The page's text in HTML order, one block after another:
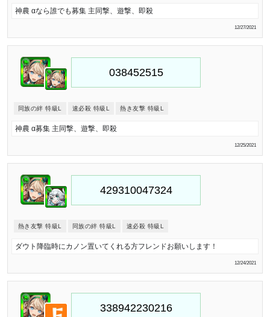
神農 αなら誰でも募集 主同撃、遊撃、即殺
12/27/2021
同族の絆 特級L 速必殺 特級L 熱き友撃 特級L
神農 α募集 主同撃、遊撃、即殺
12/25/2021
熱き友撃 特級L 同族の絆 特級L 速必殺 特級L
ダウト降臨時にカノン置いてくれる方フレンドお願いします！
12/24/2021